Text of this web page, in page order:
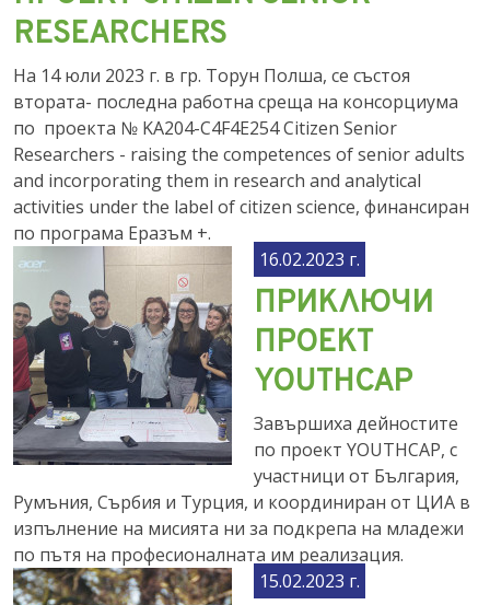
RESEARCHERS
На 14 юли 2023 г. в гр. Торун Полша, се състоя
втората- последна работна среща на консорциума
по проекта № KA204-C4F4E254 Citizen Senior
Researchers - raising the competences of senior adults
and incorporating them in research and analytical
activities under the label of citizen science, финансиран
по програма Еразъм +.
16.02.2023 г.
ПРИКЛЮЧИ
ПРОЕКТ
YOUTHCAP
Завършиха дейностите
по проект YOUTHCAP, с
участници от България,
Румъния, Сърбия и Турция, и координиран от ЦИА в
изпълнение на мисията ни за подкрепа на младежи
по пътя на професионалната им реализация.
15.02.2023 г.